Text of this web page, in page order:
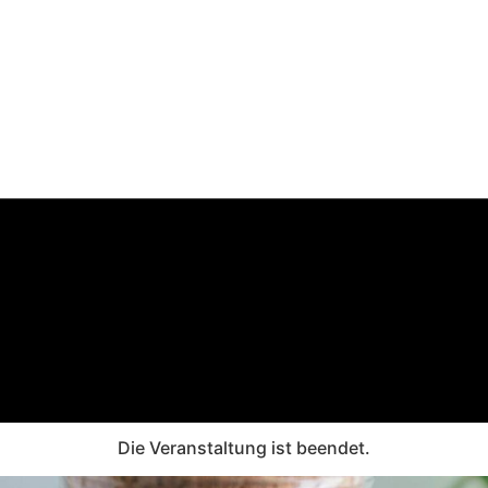
Die Veranstaltung ist beendet.